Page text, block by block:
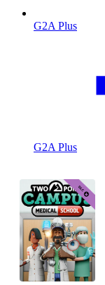
G2A Plus
G2A Plus